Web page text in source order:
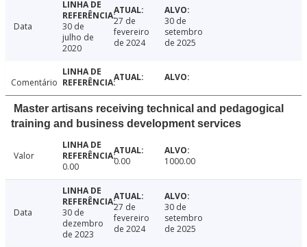
Data
30 de
julho de
2020
27 de
fevereiro
de 2024
30 de
setembro
de 2025
Comentário
Master artisans receiving technical and pedagogical
training and business development services
Valor
0.00
0.00 1000.00
Data
30 de
dezembro
de 2023
27 de
fevereiro
de 2024
30 de
setembro
de 2025